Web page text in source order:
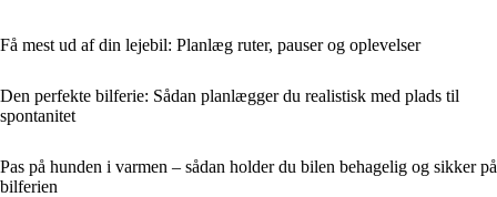
Få mest ud af din lejebil: Planlæg ruter, pauser og oplevelser
Den perfekte bilferie: Sådan planlægger du realistisk med plads til
spontanitet
Pas på hunden i varmen – sådan holder du bilen behagelig og sikker på
bilferien